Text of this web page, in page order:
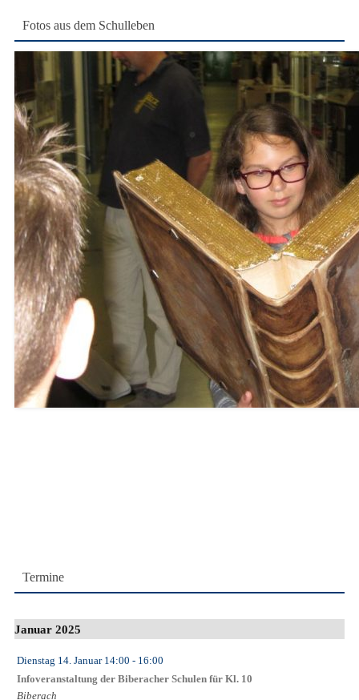
Fotos aus dem Schulleben
Termine
Januar 2025
Dienstag 14. Januar14:00 - 16:00
Infoveranstaltung der Biberacher Schulen für Kl. 10
Biberach